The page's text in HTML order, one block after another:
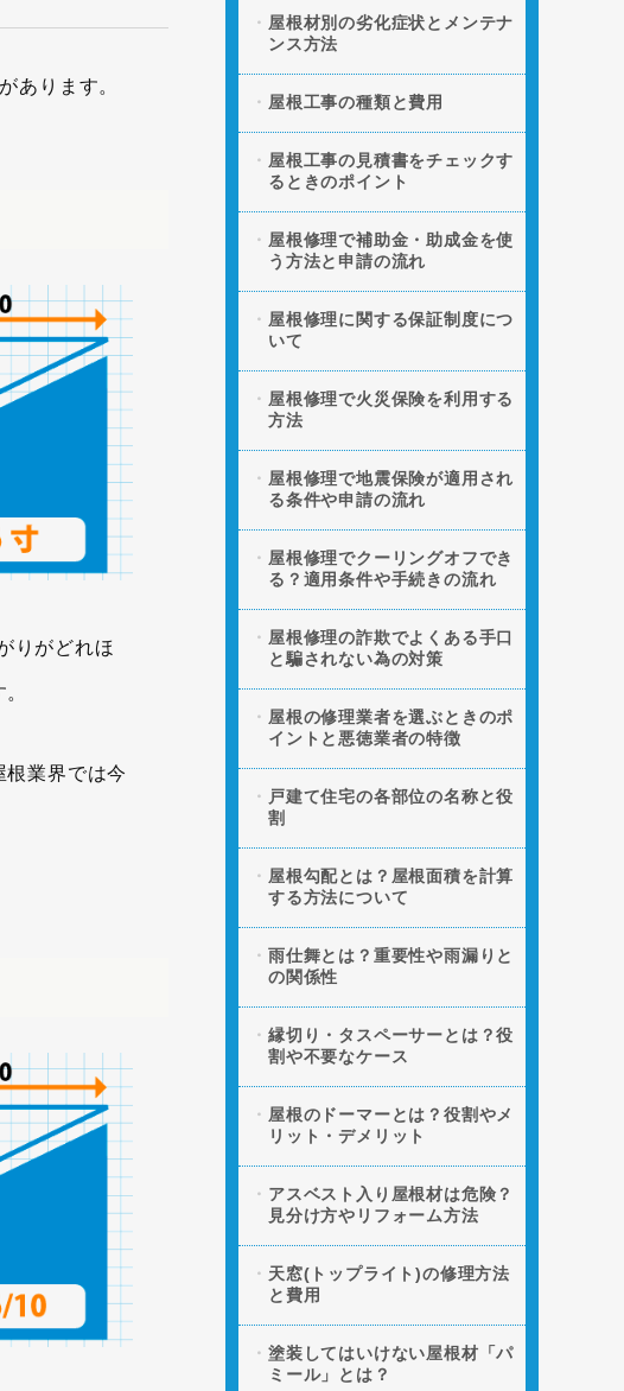
あります。
りがどれほ
業界では今
屋根材別の劣化症状とメンテナ
ンス方法
屋根工事の種類と費用
屋根工事の見積書をチェックす
るときのポイント
屋根修理で補助金・助成金を使
う方法と申請の流れ
屋根修理に関する保証制度につ
いて
屋根修理で火災保険を利用する
方法
屋根修理で地震保険が適用され
る条件や申請の流れ
屋根修理でクーリングオフでき
る？適用条件や手続きの流れ
屋根修理の詐欺でよくある手口
と騙されない為の対策
屋根の修理業者を選ぶときのポ
イントと悪徳業者の特徴
戸建て住宅の各部位の名称と役
割
屋根勾配とは？屋根面積を計算
する方法について
雨仕舞とは？重要性や雨漏りと
の関係性
縁切り・タスペーサーとは？役
割や不要なケース
屋根のドーマーとは？役割やメ
リット・デメリット
アスベスト入り屋根材は危険？
見分け方やリフォーム方法
天窓(トップライト)の修理方法
と費用
塗装してはいけない屋根材「パ
ミール」とは？